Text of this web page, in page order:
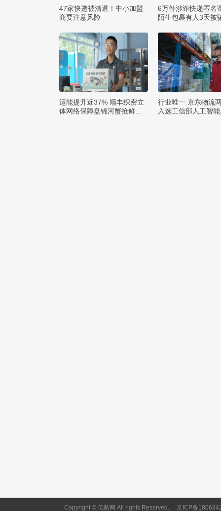
47家快递被清退！中小加盟
商要注意风险
6万件涉诈快递匿名
陌生包裹有人3天被
运能提升近37% 顺丰织密立
体网络保障盘锦河蟹抢鲜出
行业唯一 京东物流
入选工信部人工智
Copyright © 亿豹网 All rights Reserved. 京ICP备